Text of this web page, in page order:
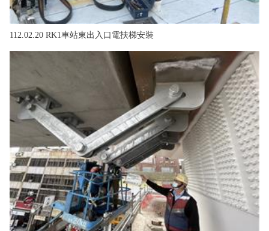
112.02.20 RK1車站東出入口電扶梯安裝